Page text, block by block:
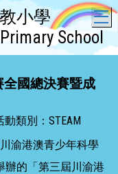
小學
School
國總決賽暨成
動類別：STEAM
渝港澳青少年科學
辦的「第三屆川渝港